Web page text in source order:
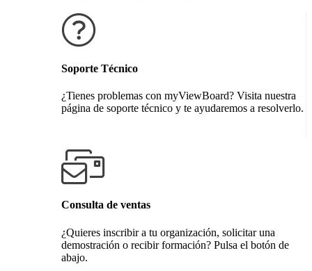
Soporte Técnico
¿Tienes problemas con myViewBoard? Visita nuestra
página de soporte técnico y te ayudaremos a resolverlo.
Consulta de ventas
¿Quieres inscribir a tu organización, solicitar una
demostración o recibir formación? Pulsa el botón de
abajo.